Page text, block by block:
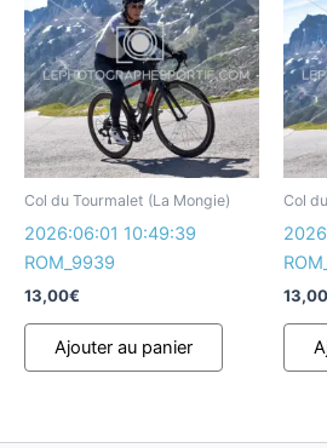
Col du Tourmalet (La Mongie)
2026:06:01 10:49:39
ROM_9939
13,00€
Ajouter au panier
Col
13,00